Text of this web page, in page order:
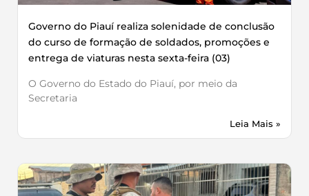
Governo do Piauí realiza solenidade de conclusão
do curso de formação de soldados, promoções e
entrega de viaturas nesta sexta-feira (03)
O Governo do Estado do Piauí, por meio da
Secretaria
Leia Mais »